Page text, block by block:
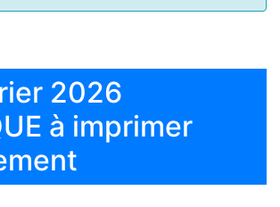
2026
à imprimer